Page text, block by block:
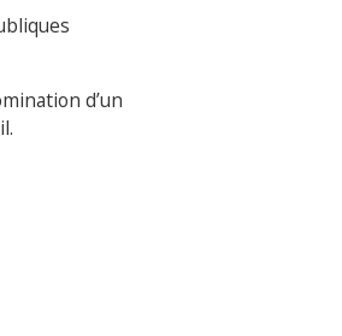
d’un